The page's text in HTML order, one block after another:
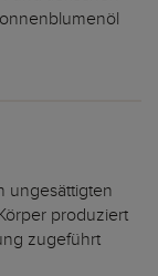
ungesättigten
produziert
zugeführt